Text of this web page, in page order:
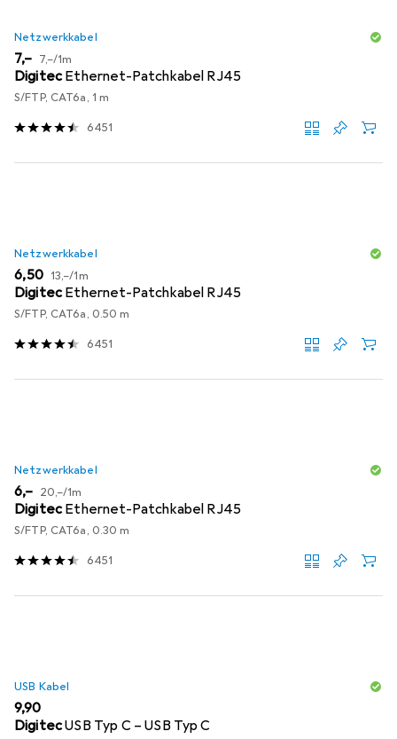
Netzwerkkabel
EUR
7,– EUR
7,–/1m
DigitecEthernet-Patchkabel RJ45
S/FTP, CAT6a, 1 m
6451
Netzwerkkabel
EUR
6,50 EUR
13,–/1m
DigitecEthernet-Patchkabel RJ45
S/FTP, CAT6a, 0.50 m
6451
Netzwerkkabel
EUR
6,– EUR
20,–/1m
DigitecEthernet-Patchkabel RJ45
S/FTP, CAT6a, 0.30 m
6451
USB Kabel
EUR
9,90
DigitecUSB Typ C – USB Typ C